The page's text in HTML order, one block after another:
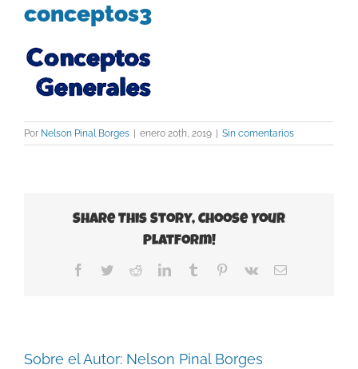
conceptos3
Por Nelson Pinal Borges | enero 20th, 2019 | Sin comentarios
Share This Story, Choose Your
Platform!
Facebook
TwitterRedditLinkedInTumblr Pinterest
Vk
Correo
Sobre el Autor: Nelson Pinal Borges